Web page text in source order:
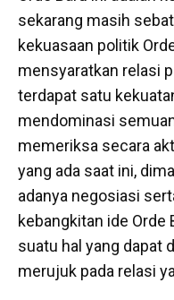
sekarang masih
kekuasaan politik
mensyaratkan relasi
terdapat satu
mendominasi
memeriksa secara
yang ada saat ini,
adanya negosiasi
kebangkitan ide Orde
suatu hal yang dapat
merujuk pada relasi